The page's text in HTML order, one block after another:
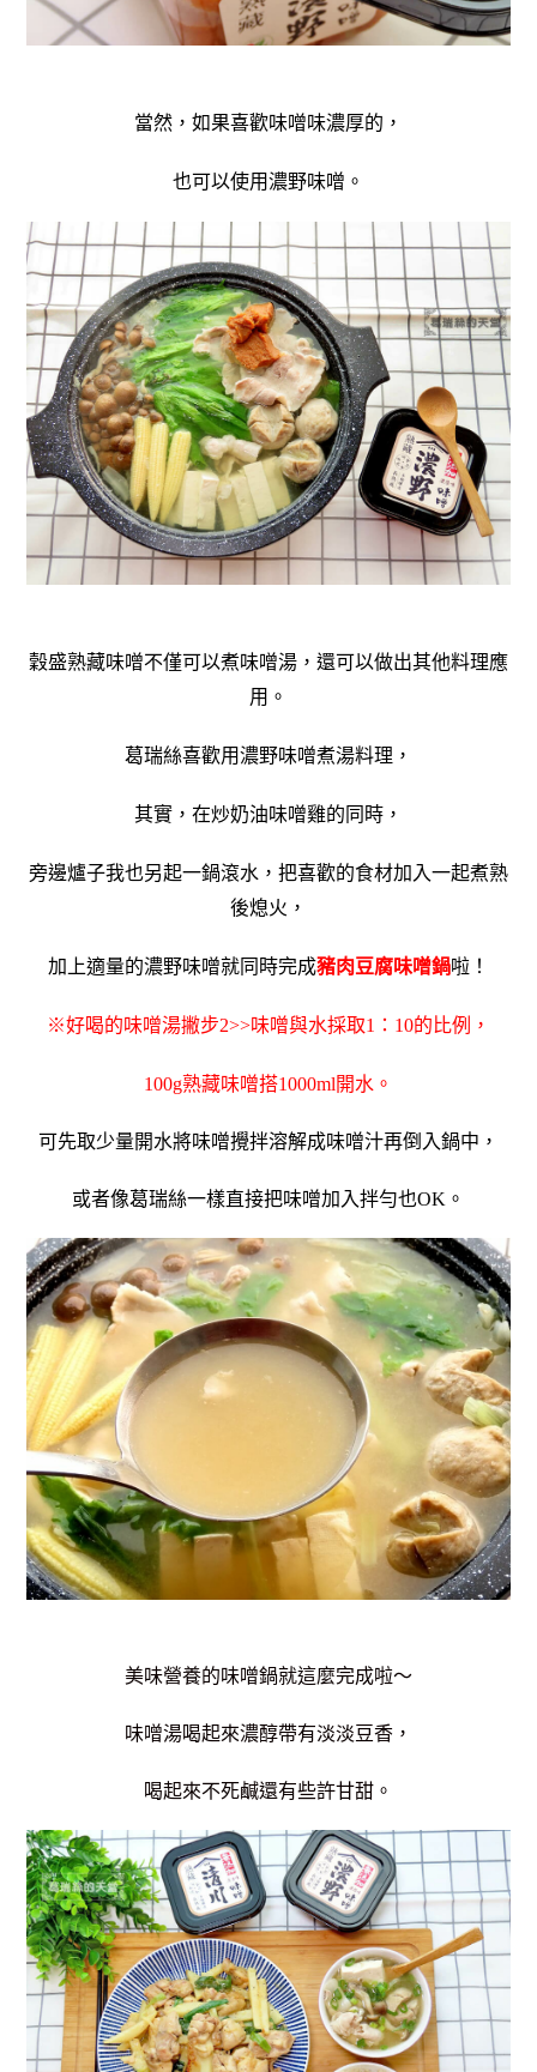
當然，如果喜歡味噌味濃厚的，
也可以使用濃野味噌。
穀盛熟藏味噌不僅可以煮味噌湯，還可以做出其他料理應
用。
葛瑞絲喜歡用濃野味噌煮湯料理，
其實，在炒奶油味噌雞的同時，
旁邊爐子我也另起一鍋滾水，把喜歡的食材加入一起煮熟
後熄火，
加上適量的濃野味噌就同時完成豬肉豆腐味噌鍋啦！
※好喝的味噌湯撇步2>>味噌與水採取1：10的比例，
100g熟藏味噌搭1000ml開水。
可先取少量開水將味噌攪拌溶解成味噌汁再倒入鍋中，
或者像葛瑞絲一樣直接把味噌加入拌勻也OK。
美味營養的味噌鍋就這麼完成啦～
味噌湯喝起來濃醇帶有淡淡豆香，
喝起來不死鹹還有些許甘甜。